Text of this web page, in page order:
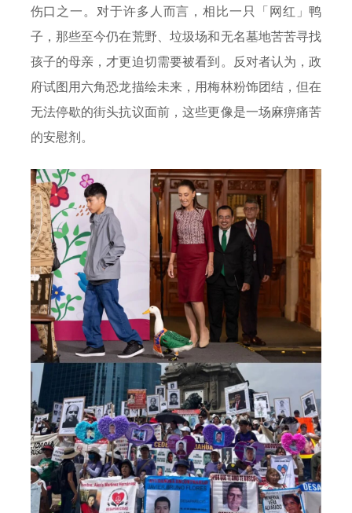
伤口之一。对于许多人而言，相比一只「网红」鸭
子，那些至今仍在荒野、垃圾场和无名墓地苦苦寻找
孩子的母亲，才更迫切需要被看到。反对者认为，政
府试图用六角恐龙描绘未来，用梅林粉饰团结，但在
无法停歇的街头抗议面前，这些更像是一场麻痹痛苦
的安慰剂。